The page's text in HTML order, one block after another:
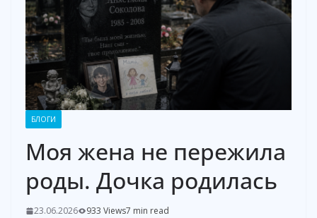
БЛОГИ
Моя жена не пережила
роды. Дочка родилась
23.06.2026 933 Views7 min read